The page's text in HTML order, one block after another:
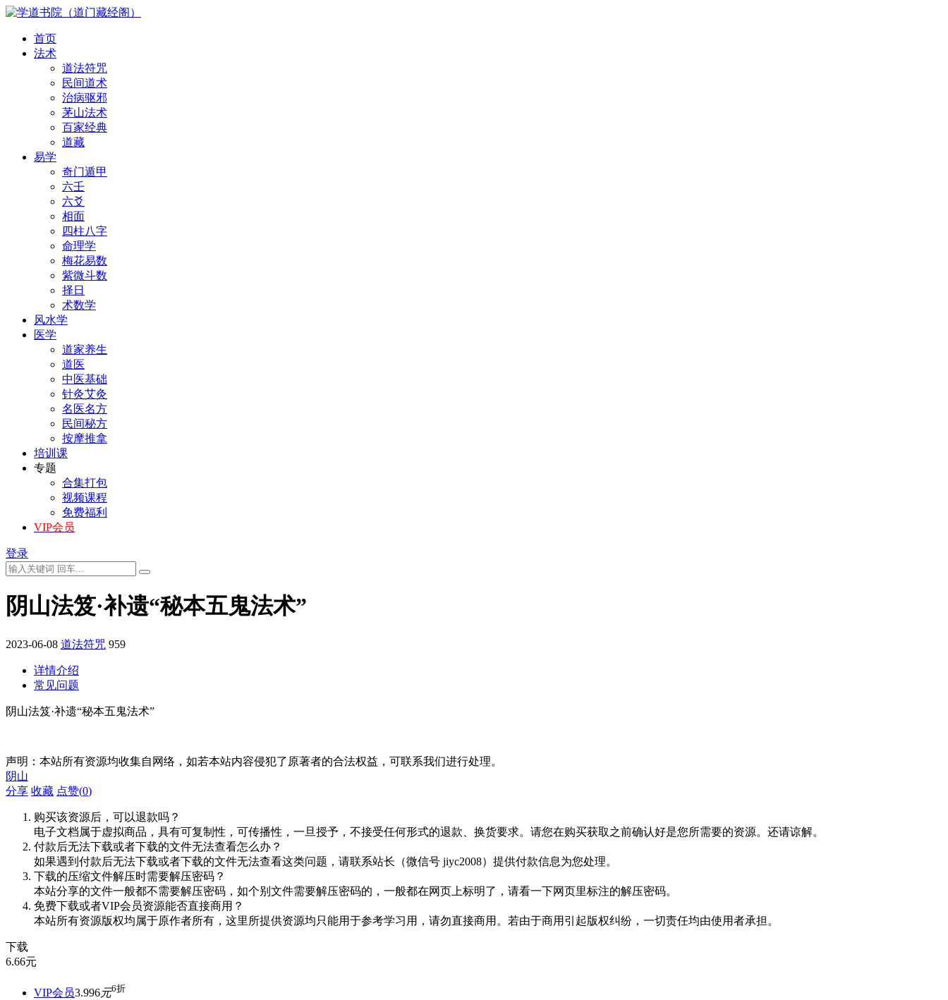
首页
法术
道法符咒
民间道术
治病驱邪
茅山法术
百家经典
道藏
易学
奇门遁甲
六壬
六爻
相面
四柱八字
命理学
梅花易数
紫微斗数
择日
术数学
风水学
医学
道家养生
道医
中医基础
针灸艾灸
名医名方
民间秘方
按摩推拿
培训课
专题
合集打包
视频课程
免费福利
VIP会员
登录
阴山法笈·补遗“秘本五鬼法术”
2023-06-08 道法符咒 959
详情介绍
常见问题
阴山法笈·补遗“秘本五鬼法术”
声明：本站所有资源均收集自网络，如若本站内容侵犯了原著者的合法权益，可联系我们进行处理。
阴山
分享 收藏 点赞(0)
购买该资源后，可以退款吗？
电子文档属于虚拟商品，具有可复制性，可传播性，一旦授予，不接受任何形式的退款、换货要求。请您在购买获取之前确认好是您所需要的资源。还请谅解。
付款后无法下载或者下载的文件无法查看怎么办？
如果遇到付款后无法下载或者下载的文件无法查看这类问题，请联系站长（微信号 jiyc2008）提供付款信息为您处理。
下载的压缩文件解压时需要解压密码？
本站分享的文件一般都不需要解压密码，如个别文件需要解压密码的，一般都在网页上标明了，请看一下网页里标注的解压密码。
免费下载或者VIP会员资源能否直接商用？
本站所有资源版权均属于原作者所有，这里所提供资源均只能用于参考学习用，请勿直接商用。若由于商用引起版权纠纷，一切责任均由使用者承担。
下载
6.66元
VIP会员3.996元6折